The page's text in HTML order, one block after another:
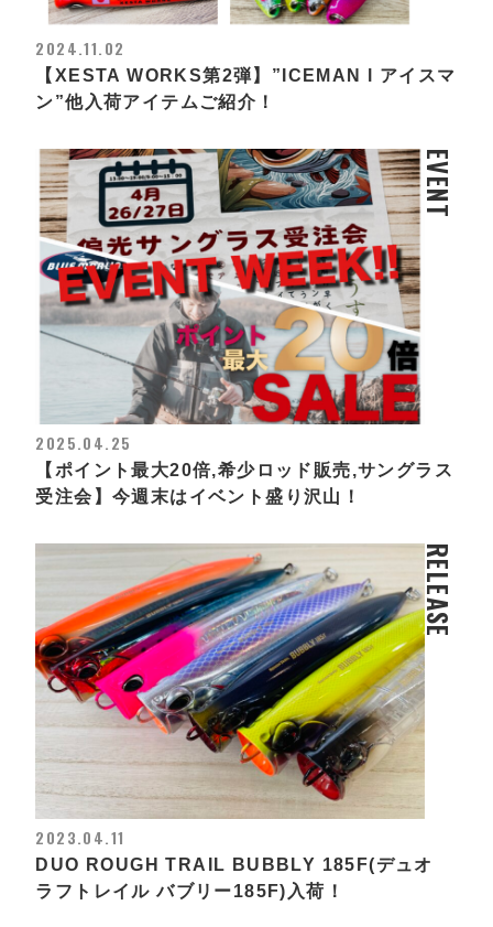
2024.11.02
【XESTA WORKS第2弾】”ICEMAN l アイスマ
ン”他入荷アイテムご紹介！
EVENT
2025.04.25
【ポイント最大20倍,希少ロッド販売,サングラス
受注会】今週末はイベント盛り沢山！
RELEASE
2023.04.11
DUO ROUGH TRAIL BUBBLY 185F(デュオ
ラフトレイル バブリー185F)入荷！